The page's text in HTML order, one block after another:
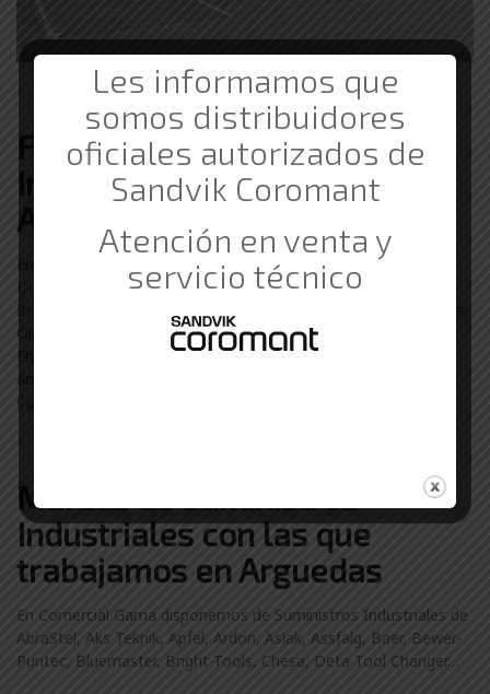
Ferretería de Suministros
Industriales Barata en
Arguedas
En Comercial Gama trabajamos con clientes de Arguedas.
Durante nuestros 20 años de experiencia en los Suministros
Industriales hemos trabajado con empresas de Corella, Tudela,
Olite, Cintruénigo, Castejón…
Empresas de Pamplona, Barañáin, Estella-Lizarra, Villatuerta,
Ansoáin, Burlada, Fustiñana usan suministros industriales de
Comercial Gama.
Marcas de Suministros
Industriales con las que
trabajamos en Arguedas
En Comercial Gama disponemos de Suministros Industriales de
AbraStel, Aks Teknik, Apfel, Ardon, Aslak, Assfalg, Baer, Bewer-
Puntec, Bluemaster, Bright-Tools, Chesa, Deta Tool Changer…
Les informamos que
somos distribuidores
oficiales autorizados de
Sandvik Coromant
Atención en venta y
servicio técnico